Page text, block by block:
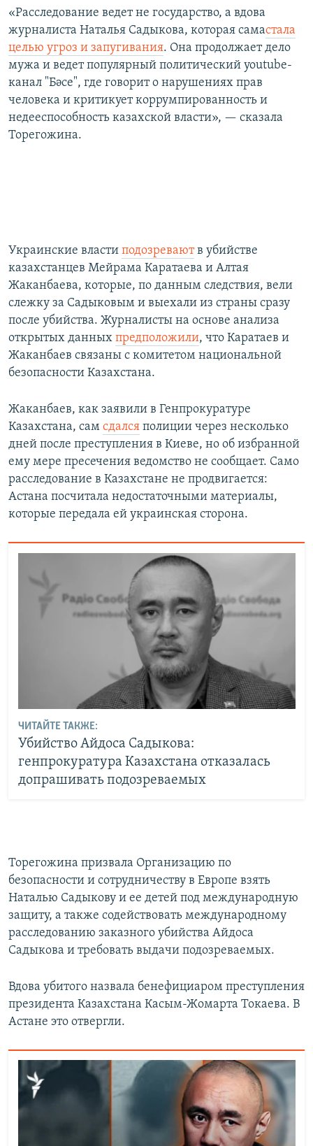
«Расследование ведет не государство, а вдова
журналиста Наталья Садыкова, которая самастала
целью угроз и запугивания. Она продолжает дело
мужа и ведет популярный политический youtube-
канал "Бәсе", где говорит о нарушениях прав
человека и критикует коррумпированность и
недееспособность казахской власти», — сказала
Торегожина.
Украинские власти подозреваютв убийстве
казахстанцев Мейрама Каратаева и Алтая
Жаканбаева, которые, по данным следствия, вели
слежку за Садыковым и выехали из страны сразу
после убийства. Журналисты на основе анализа
открытых данных предположили, что Каратаев и
Жаканбаев связаны с комитетом национальной
безопасности Казахстана.
Жаканбаев, как заявили в Генпрокуратуре
Казахстана, сам сдался полиции через несколько
дней после преступления в Киеве, но об избранной
ему мере пресечения ведомство не сообщает. Само
расследование в Казахстане не продвигается:
Астана посчитала недостаточными материалы,
которые передала ей украинская сторона.
ЧИТАЙТЕ ТАКЖЕ:
Убийство Айдоса Садыкова:
генпрокуратура Казахстана отказалась
допрашивать подозреваемых
Торегожина призвала Организацию по
безопасности и сотрудничеству в Европе взять
Наталью Садыкову и ее детей под международную
защиту, а также содействовать международному
расследованию заказного убийства Айдоса
Садыкова и требовать выдачи подозреваемых.
Вдова убитого назвала бенефициаром преступления
президента Казахстана Касым-Жомарта Токаева. В
Астане это отвергли.